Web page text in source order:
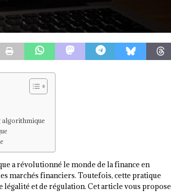
algorithmique
a révolutionné le monde de la finance en
marchés financiers. Toutefois, cette pratique
légalité et de régulation. Cet article vous propose